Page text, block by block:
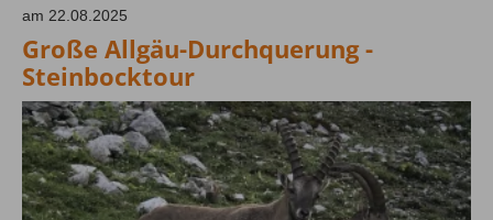
am 22.08.2025
Große Allgäu-Durchquerung -
Steinbocktour